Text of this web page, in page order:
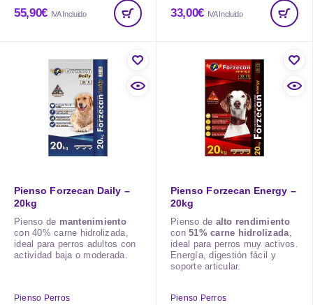
55,90€ IVA Incluido 33,00€ IVA Incluido
Pienso Forzecan Daily –
20kg
Pienso de mantenimiento
con 40% carne hidrolizada,
ideal para perros adultos con
actividad baja o moderada.
Pienso Perros
Pienso Forzecan Energy –
20kg
Pienso de alto rendimiento
con51% carne hidrolizada,
ideal para perros muy activos.
Energía, digestión fácil y
soporte articular.
Pienso Perros